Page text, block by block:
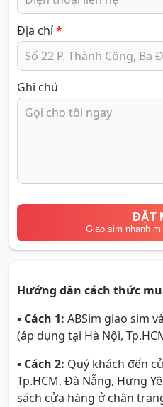
Địa chỉ*
Ghi chú
ĐẶT
Giao sim nhanh
Hướng dẫn cách thức
▪ Cách 1: ABSim giao sim
(áp dụng tại Hà Nội,
▪ Cách 2: Quý khách đến
Tp.HCM, Đà Nẵng, Hưng
sách cửa hàng ở chân